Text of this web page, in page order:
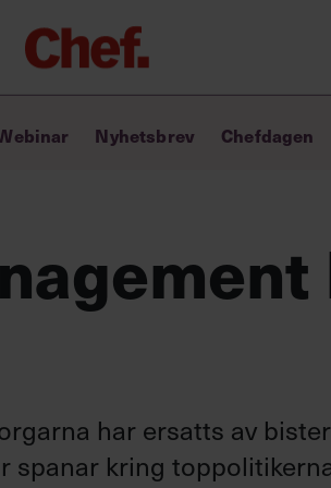
Chefakademin+
Lyft ditt ledarskap med C+
Ledarskapstest
Chef GPT – din chefsassistent i
Nyhetsbrev Chefdagen
har ersatts av bister
spanar kring